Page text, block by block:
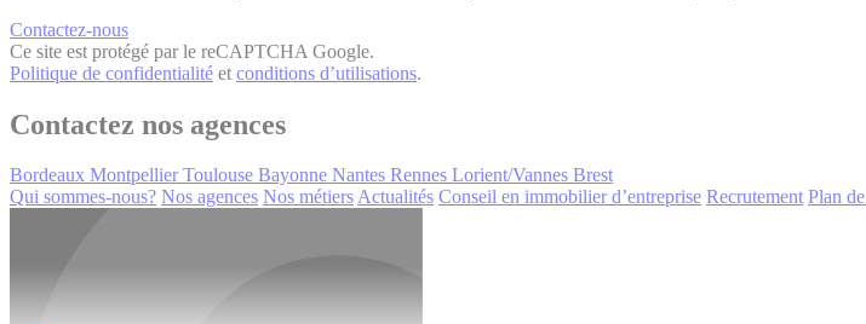
Contactez-nous
Ce site est protégé par le reCAPTCHA Google.
Politique de confidentialité et conditions d’utilisations.
Contactez nos agences
Bordeaux Montpellier Toulouse Bayonne Nantes Rennes Lorient/Vannes Brest
Qui sommes-nous? Nos agences Nos métiersActualités Conseil en immobilier d’entreprise Recrutement Plan